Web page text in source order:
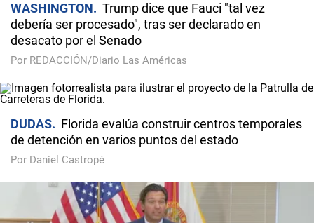
WASHINGTON
Trump dice que Fauci "tal vez
debería ser procesado", tras ser declarado en
desacato por el Senado
Por REDACCIÓN/Diario Las Américas
DUDAS
Florida evalúa construir centros temporales
de detención en varios puntos del estado
Por Daniel Castropé